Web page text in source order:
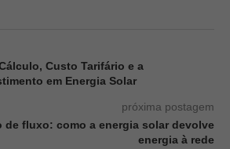
Custo Tarifário e a
em Energia Solar
próxima postagem
de fluxo: como a energia solar devolve
energia à rede